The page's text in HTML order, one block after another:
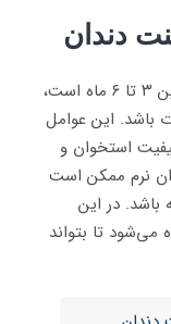
دندان
زمان لازم برای اوسیواینتگراسیون معمولاً بین ۳ تا ۶ ماه است،
باشد. این عوامل
استخوان و
نرم ممکن است
در این
می‌شود تا بتواند